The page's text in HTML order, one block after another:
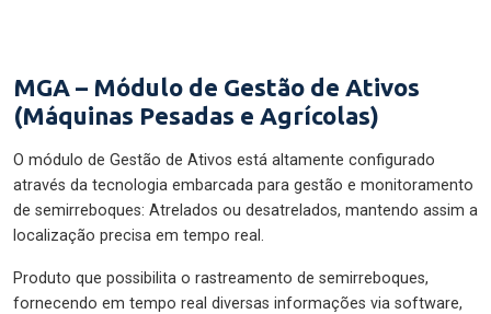
MGA – Módulo de Gestão de Ativos
(Máquinas Pesadas e Agrícolas)
O módulo de Gestão de Ativos está altamente configurado
através da tecnologia embarcada para gestão e monitoramento
de semirreboques: Atrelados ou desatrelados, mantendo assim a
localização precisa em tempo real.
Produto que possibilita o rastreamento de semirreboques,
fornecendo em tempo real diversas informações via software,